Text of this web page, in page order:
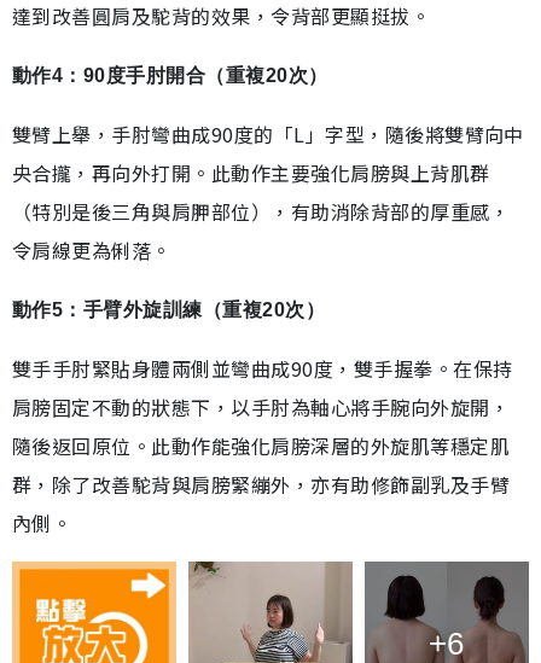
達到改善圓肩及駝背的效果，令背部更顯挺拔。
動作4：90度手肘開合（重複20次）
雙臂上舉，手肘彎曲成90度的「L」字型，隨後將雙臂向中
央合攏，再向外打開。此動作主要強化肩膀與上背肌群
（特別是後三角與肩胛部位），有助消除背部的厚重感，
令肩線更為俐落。
動作5：手臂外旋訓練（重複20次）
雙手手肘緊貼身體兩側並彎曲成90度，雙手握拳。在保持
肩膀固定不動的狀態下，以手肘為軸心將手腕向外旋開，
隨後返回原位。此動作能強化肩膀深層的外旋肌等穩定肌
群，除了改善駝背與肩膀緊繃外，亦有助修飾副乳及手臂
內側。
+6